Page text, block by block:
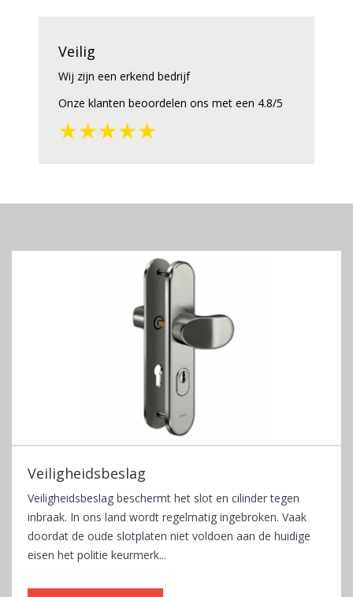
Veilig
Wij zijn een erkend bedrijf
Onze klanten beoordelen ons met een 4.8/5
★★★★★
Veiligheidsbeslag
Veiligheidsbeslag beschermt het slot en cilinder tegen
inbraak. In ons land wordt regelmatig ingebroken. Vaak
doordat de oude slotplaten niet voldoen aan de huidige
eisen het politie keurmerk...